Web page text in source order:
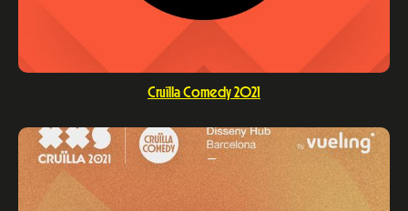
Cruïlla Comedy 2021